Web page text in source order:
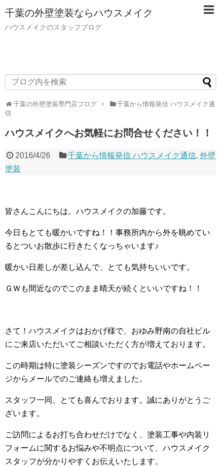
千葉の外壁塗装ならハウスメイク
ハウスメイクのスタッフブログ
千葉の外壁塗装専門店ブログ
千葉から情報発信 ハウスメイク通
信
ハウスメイクへお気軽にお問合せください！！
2016/4/26 千葉から情報発信 ハウスメイク通信,外壁
塗装
皆さんこんにちは。ハウスメイクの加藤です。
今日もとても暖かいですね！！事務所内から外を眺めてい
るとついお散歩に行きたくなっちゃいます♪
暖かい日差しが差し込んで、とても気持ちいいです。
ＧＷも間近なのでこのまま晴天が続くといいですね！！
さて！ハウスメイクはおかげ様で、おゆみ野南の自社ビル
にご来店いただいてご相談いただく方が増えております。
この時期は特に塗装シーズンですのでお電話やホームペー
ジからメールでのご連絡も増えました。
スタッフ一同、とても喜んでおります。誠にありがとうご
ざいます。
ご訪問によるお打ち合わせだけでなく、塗装工事や内装リ
フォームに関するお悩みや不明点について、ハウスメイク
スタッフが分かりやすくお伝えいたします。